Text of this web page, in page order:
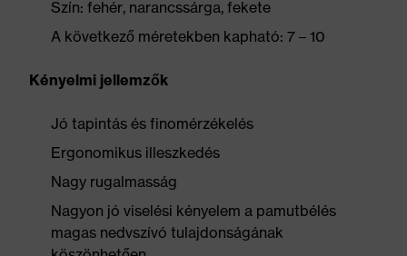
Szín: fehér, narancssárga, fekete
A következő méretekben kapható: 7 – 10
Kényelmi jellemzők
Jó tapintás és finomérzékelés
Ergonomikus illeszkedés
Nagy rugalmasság
Nagyon jó viselési kényelem a pamutbélés
magas nedvszívó tulajdonságának